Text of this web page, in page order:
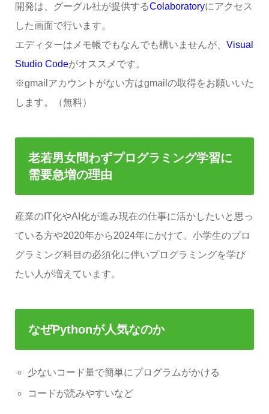
開発は、グーグル社が提供するColaboratoryにアクセス
した画面で行います。
エディターはメモ帳でもなんでも構いませんが、 Visual
Studio Codeがオススメです。
※gmailアカウントがない方はgmailの取得をお願いいた
します。（無料）
老若男女問わずプログラミング学習に
需要急増の理由
産業のIT化やAI化が進み現在の仕事に活かしたいと思っ
ている方や2020年から2024年にかけて、小学生のプロ
グラミング科目の必須化に伴いプログラミングを学び
たい人が増えています。
なぜPythonが人気なのか
少ないコード量で簡単にプログラムがかける
コードが読みやすいなど